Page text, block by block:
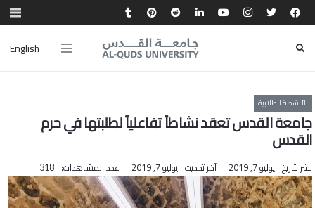
English
الأنشطة الطلابية
جامعة القدس تعقد نشاطاً تفاعلياً لطلبتها في حرم
القدس
نشر بتاريخ يوليو 7, 2019 آخر تحديث يوليو 7, 2019 عدد المشاهدات: 318